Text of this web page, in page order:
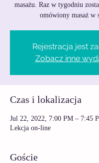
masażu. Raz w tygodniu
omówiony masaż w
Rejestracja jest
Zobacz inne
Czas i lokalizacja
Jul 22, 2022, 7:00 PM – 7:45
Lekcja on-line
Goście